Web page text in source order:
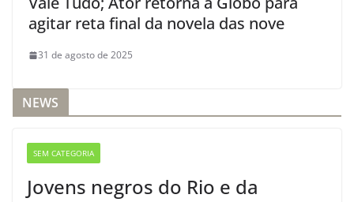
agitar reta final da novela das nove
31 de agosto de 2025
NEWS
SEM CATEGORIA
Jovens negros do Rio e da